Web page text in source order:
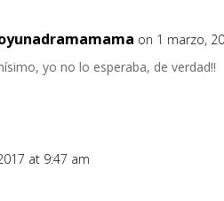
on 1 marzo,
yo no lo esperaba, de verdad!!
at 9:47 am